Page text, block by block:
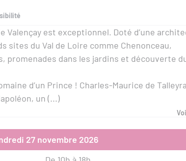
Valençay est exceptionnel. Doté d’une
sites du Val de Loire comme Chenonceau,
promenades dans les jardins et découverte
d’un Prince ! Charles-Maurice de
un (...)
27 novembre 2026